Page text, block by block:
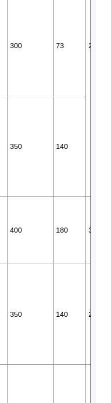
220
300 73
350 140
400 180
380
350 140 220